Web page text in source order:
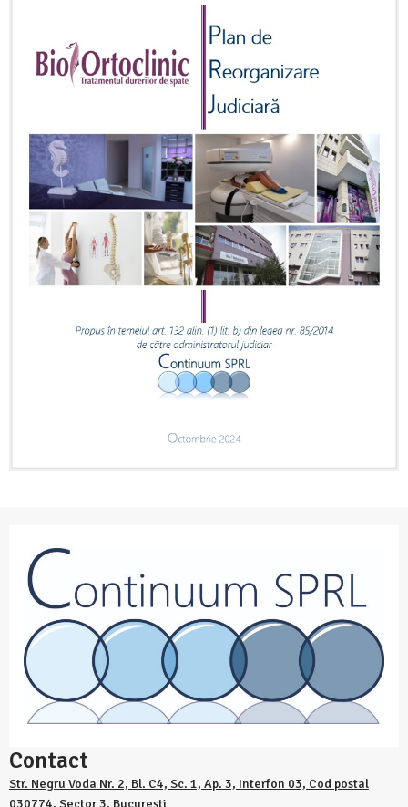
Contact
Str. Negru Voda Nr. 2, Bl. C4, Sc. 1, Ap. 3, Interfon 03, Cod postal